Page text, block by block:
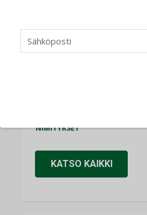
Refair
NIMITYKSET
NIMITYKSET
KATSO KAIKKI